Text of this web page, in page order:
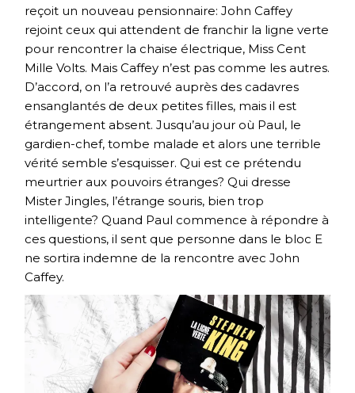
reçoit un nouveau pensionnaire: John Caffey
rejoint ceux qui attendent de franchir la ligne verte
pour rencontrer la chaise électrique, Miss Cent
Mille Volts. Mais Caffey n’est pas comme les autres.
D’accord, on l’a retrouvé auprès des cadavres
ensanglantés de deux petites filles, mais il est
étrangement absent. Jusqu’au jour où Paul, le
gardien-chef, tombe malade et alors une terrible
vérité semble s’esquisser. Qui est ce prétendu
meurtrier aux pouvoirs étranges? Qui dresse
Mister Jingles, l’étrange souris, bien trop
intelligente? Quand Paul commence à répondre à
ces questions, il sent que personne dans le bloc E
ne sortira indemne de la rencontre avec John
Caffey.